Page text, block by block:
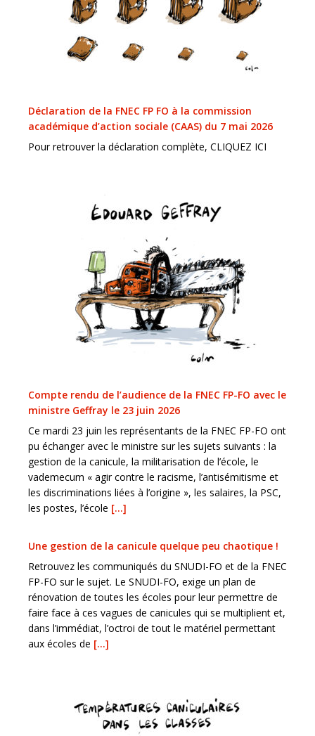
Déclaration de la FNEC FP FO à la commission
académique d’action sociale (CAAS) du 7 mai 2026
Pour retrouver la déclaration complète, CLIQUEZ ICI
Compte rendu de l’audience de la FNEC FP-FO avec le
ministre Geffray le 23 juin 2026
Ce mardi 23 juin les représentants de la FNEC FP-FO ont
pu échanger avec le ministre sur les sujets suivants : la
gestion de la canicule, la militarisation de l’école, le
vademecum « agir contre le racisme, l’antisémitisme et
les discriminations liées à l’origine », les salaires, la PSC,
les postes, l’école […]
Une gestion de la canicule quelque peu chaotique !
Retrouvez les communiqués du SNUDI-FO et de la FNEC
FP-FO sur le sujet. Le SNUDI-FO, exige un plan de
rénovation de toutes les écoles pour leur permettre de
faire face à ces vagues de canicules qui se multiplient et,
dans l’immédiat, l’octroi de tout le matériel permettant
aux écoles de […]